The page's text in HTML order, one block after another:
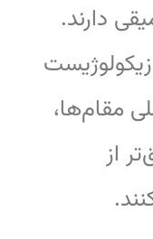
دارند.
مقام‌ها،
از